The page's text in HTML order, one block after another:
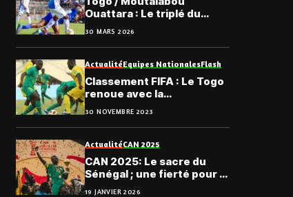
Ouattara : Le triplé du
renouveau et des envies
de retour en sélection
nationale
30 MARS 2026
ActualitéEquipes NationalesFlash
Classement FIFA : Le Togo
renoue avec la
progression
30 NOVEMBRE 2023
ActualitéCAN 2025
CAN 2025: Le sacre du
Sénégal ; une fierté pour la
CEDEAO
19 JANVIER 2026